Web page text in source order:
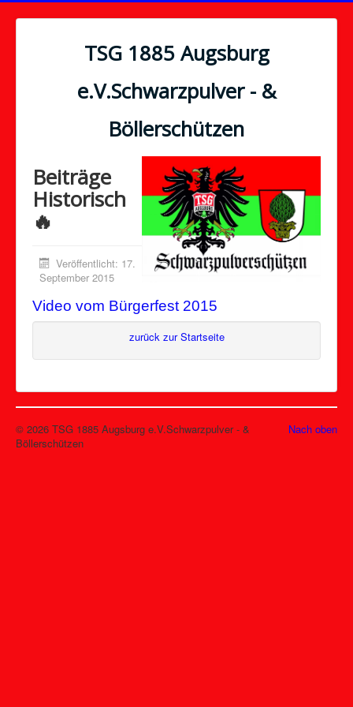
TSG 1885 Augsburg
e.V.Schwarzpulver - &
Böllerschützen
Beiträge
Historisch
🔥
Veröffentlicht: 17.
September 2015
Video vom Bürgerfest 2015
zurück zur Startseite
Nach oben
© 2026 TSG 1885 Augsburg e.V.Schwarzpulver - &
Böllerschützen